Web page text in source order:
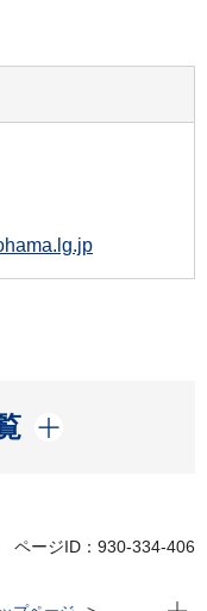
ページID：930-334-406
現在